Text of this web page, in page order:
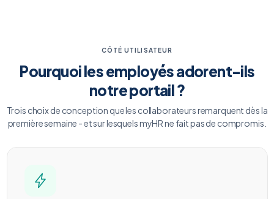
CÔTÉ UTILISATEUR
Pourquoi les employés adorent-ils
notre portail ?
Trois choix de conception que les collaborateurs remarquent dès la
première semaine - et sur lesquels myHR ne fait pas de compromis.